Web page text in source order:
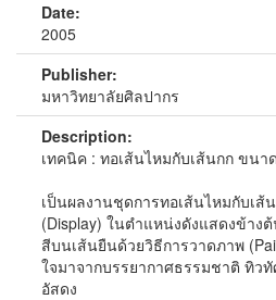
Date:
2005
Publisher:
มหาวิทยาลัยศิลปากร
Description:
เทคนิค : ทอเส้นไหมกับเส้นกก ขนา
เป็นผลงานชุดการทอเส้นไหมกับเส้
(Display) ในตำแหน่งดังแสดงข้าง
สีบนเส้นยืนด้วยวิธีการวาดภาพ
ใจมาจากบรรยากาศธรรมชาติ ทิว
อัสดง